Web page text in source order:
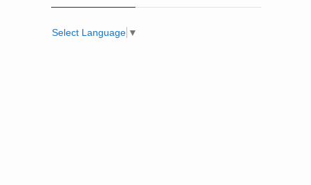
Select Language ▼